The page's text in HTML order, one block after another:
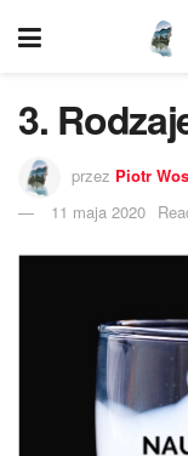
3.
przez Piotr
11 maja 2020